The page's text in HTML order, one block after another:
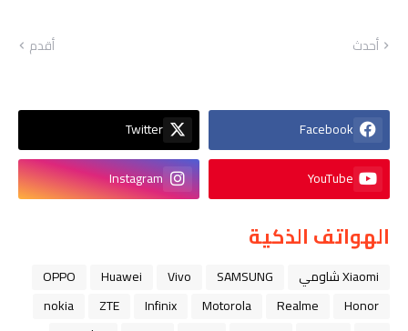
أحدث أقدم
Facebook
Twitter
YouTube
Instagram
الهواتف الذكية
Xiaomi شاومي SAMSUNG
Vivo
Huawei
OPPO
Honor
Realme
Motorola
Infinix
ZTE
nokia